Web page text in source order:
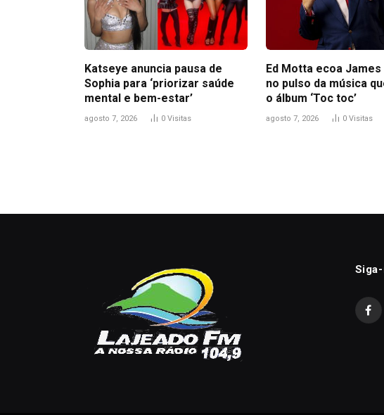
Katseye anuncia pausa de
Sophia para ‘priorizar saúde
mental e bem-estar’
agosto 7, 2026 0 Visitas
Ed Motta ecoa
no pulso da música
o álbum ‘Toc toc’
agosto 7, 2026 0 Visitas